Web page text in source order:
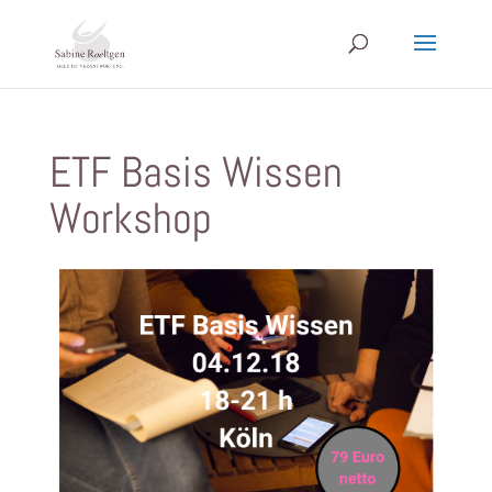
ETF Basis Wissen
Workshop